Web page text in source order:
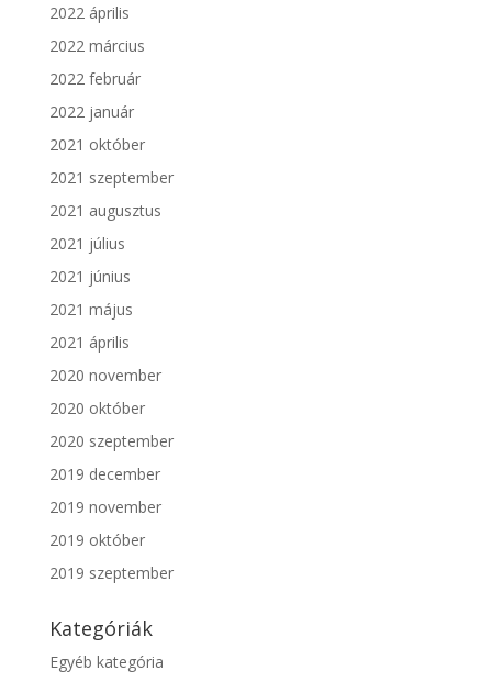
2022 április
2022 március
2022 február
2022 január
2021 október
2021 szeptember
2021 augusztus
2021 július
2021 június
2021 május
2021 április
2020 november
2020 október
2020 szeptember
2019 december
2019 november
2019 október
2019 szeptember
Kategóriák
Egyéb kategória